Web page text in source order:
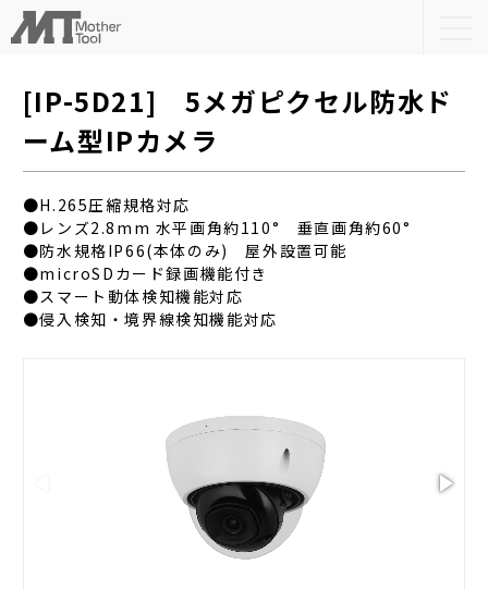
[IP-5D21] 5メガピクセル防水ド
ーム型IPカメラ
●H.265圧縮規格対応
●レンズ2.8mm 水平画角約110° 垂直画角約60°
●防水規格IP66(本体のみ) 屋外設置可能
●microSDカード録画機能付き
●スマート動体検知機能対応
●侵入検知・境界線検知機能対応